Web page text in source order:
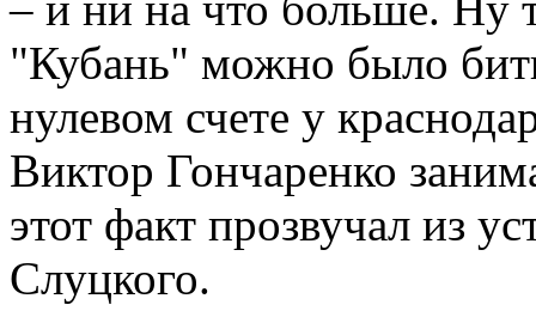
"Кубань" можно было
нулевом счете у
Виктор Гончаренко
этот факт прозвучал из
Слуцкого.